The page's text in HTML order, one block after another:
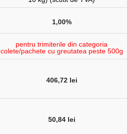
1,00%
pentru trimiterile din categoria
colete/pachete cu greutatea peste 500g
406,72 lei
50,84 lei